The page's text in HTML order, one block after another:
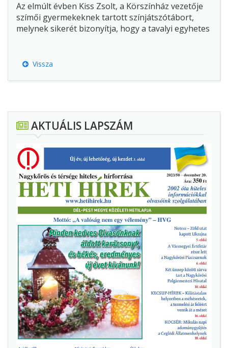
Az elmúlt évben Kiss Zsolt, a Körszínház vezetője
szímői gyermekeknek tartott színjátszótábort,
melynek sikerét bizonyítja, hogy a tavalyi egyhetes
tagjai is.
Vissza
AKTUÁLIS LAPSZÁM